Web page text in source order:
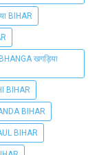
BIHAR
खगड़िया
BIHAR
BIHAR
BIHAR